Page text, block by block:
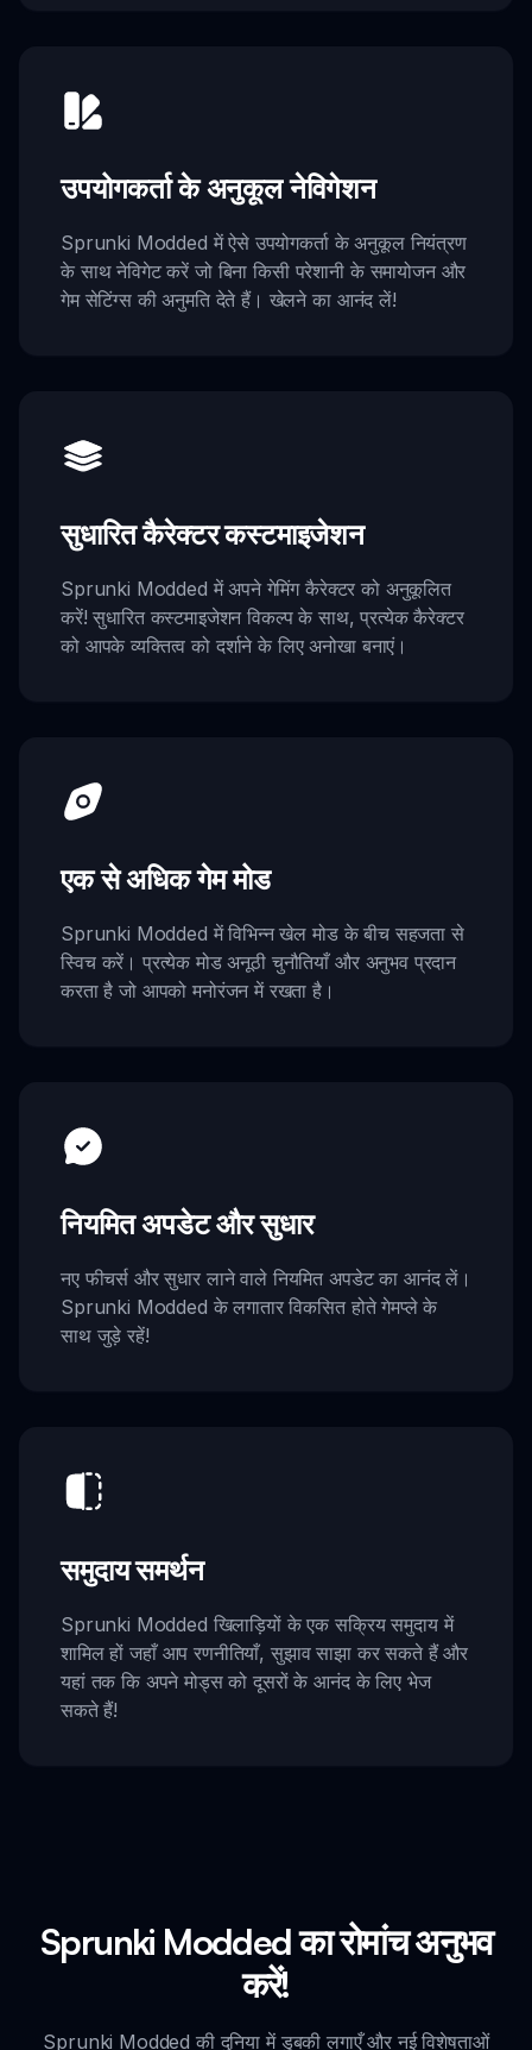
उपयोगकर्ता के अनुकूल नेविगेशन
Sprunki Modded में ऐसे उपयोगकर्ता के अनुकूल नियंत्रण
के साथ नेविगेट करें जो बिना किसी परेशानी के समायोजन और
गेम सेटिंग्स की अनुमति देते हैं। खेलने का आनंद लें!
सुधारित कैरेक्टर कस्टमाइजेशन
Sprunki Modded में अपने गेमिंग कैरेक्टर को अनुकूलित
करें! सुधारित कस्टमाइजेशन विकल्प के साथ, प्रत्येक कैरेक्टर
को आपके व्यक्तित्व को दर्शाने के लिए अनोखा बनाएं।
एक से अधिक गेम मोड
Sprunki Modded में विभिन्न खेल मोड के बीच सहजता से
स्विच करें। प्रत्येक मोड अनूठी चुनौतियाँ और अनुभव प्रदान
करता है जो आपको मनोरंजन में रखता है।
नियमित अपडेट और सुधार
नए फीचर्स और सुधार लाने वाले नियमित अपडेट का आनंद लें।
Sprunki Modded के लगातार विकसित होते गेमप्ले के
साथ जुड़े रहें!
समुदाय समर्थन
Sprunki Modded खिलाड़ियों के एक सक्रिय समुदाय में
शामिल हों जहाँ आप रणनीतियाँ, सुझाव साझा कर सकते हैं और
यहां तक कि अपने मोड्स को दूसरों के आनंद के लिए भेज
सकते हैं!
Sprunki Modded का रोमांच अनुभव
करें!
Sprunki Modded की दुनिया में डुबकी लगाएँ और नई विशेषताओं